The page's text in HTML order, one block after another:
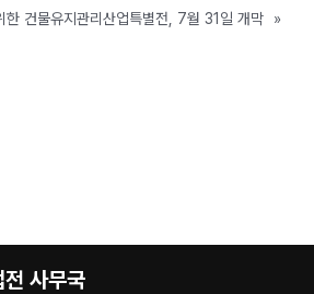
한 건물유지관리산업특별전, 7월 31일 개막
»
사무국